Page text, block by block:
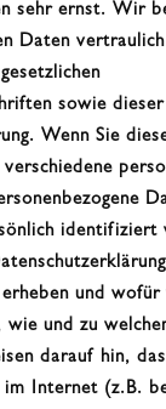
sehr ernst. Wir
Daten
sowie dieser
Wenn Sie
identifiziert
und wofür
wie und zu
darauf hin,
im Internet (z.B.